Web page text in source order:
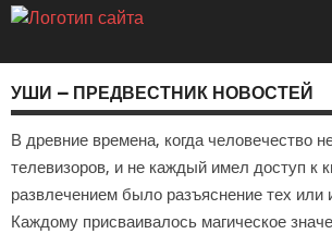
УШИ — ПРЕДВЕСТНИК НОВОСТЕЙ
В древние времена, когда человечество
телевизоров, и не каждый имел доступ к
развлечением было разъяснение тех или
Каждому присваивалось магическое